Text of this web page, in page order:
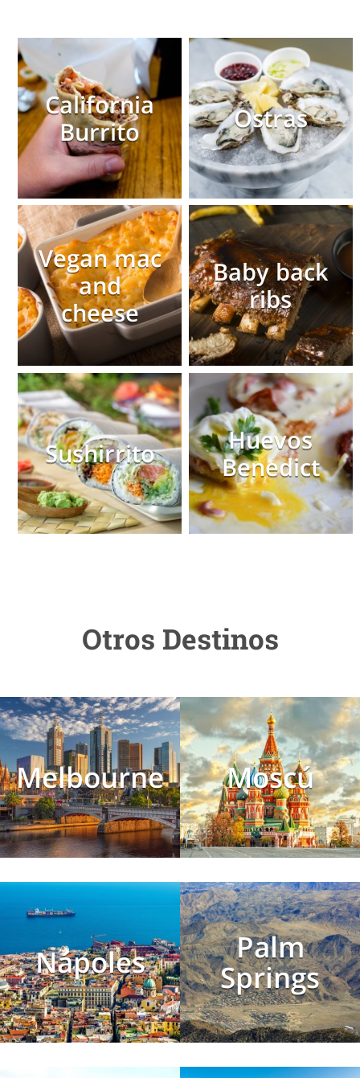
California
Burrito
Ostras
Vegan mac
and
cheese
Baby back
ribs
Sushirrito
Huevos
Benedict
Otros Destinos
Melbourne Moscú
Nápoles
Palm
Springs